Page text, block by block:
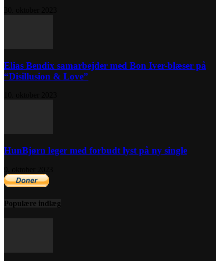
Elias Bendix samarbejder med Bon Iver-blæser på
“Disillusion & Love”
HunBjørn leger med forbudt lyst på ny single
Populære indlæg